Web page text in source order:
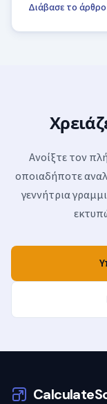
Διάβασε το άρθρο
Ανοίξτε τον
οποιαδήποτε
γεννήτρια